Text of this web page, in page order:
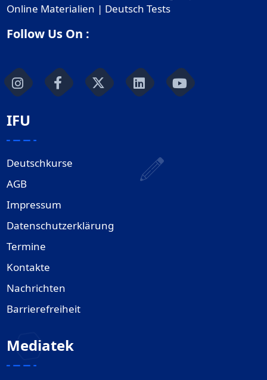
Online Materialien | Deutsch Tests
Follow Us On :
IFU
Deutschkurse
AGB
Impressum
Datenschutzerklärung
Termine
Kontakte
Nachrichten
Barrierefreiheit
Mediatek